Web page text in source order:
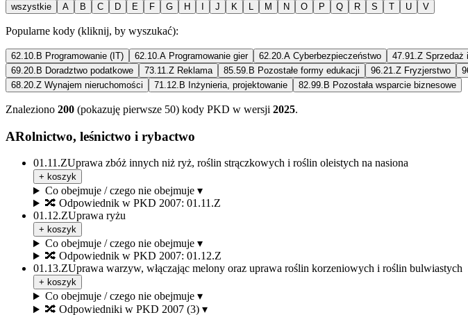
wszystkie A B C D E F G H J K M N O P Q R S T U V
Popularne kody (kliknij, by wyszukać):
62.10.B Programowanie (IT) 62.10.A Programowanie gier 62.20.A Cyberbezpieczeństwo 47.91.Z Sprzedaż
69.20.B Doradztwo podatkowe 73.11.Z Reklama 85.59.B Pozostałe formy edukacji 96.21.Z Fryzjerstwo
68.20.Z Wynajem nieruchomości 71.12.B Inżynieria, projektowanie 82.99.B Pozostała wsparcie biznesowe
Znaleziono 200 (pokazuję pierwsze 50) kody PKD w wersji 2025.
ARolnictwo, leśnictwo i rybactwo
01.11.ZUprawa zbóż innych niż ryż, roślin strączkowych i roślin oleistych na nasiona
+ koszyk
Co obejmuje / czego nie obejmuje ▾
🔀 Odpowiednik w PKD 2007: 01.11.Z
01.12.ZUprawa ryżu
+ koszyk
Co obejmuje / czego nie obejmuje ▾
🔀 Odpowiednik w PKD 2007: 01.12.Z
01.13.ZUprawa warzyw, włączając melony oraz uprawa roślin korzeniowych i roślin bulwiastych
+ koszyk
Co obejmuje / czego nie obejmuje ▾
🔀 Odpowiedniki w PKD 2007 (3) ▾